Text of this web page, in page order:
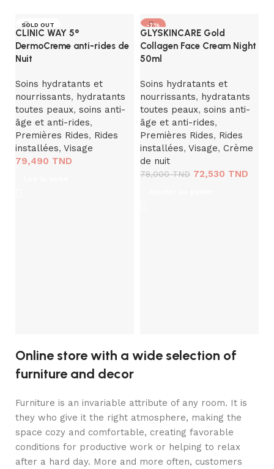
SOLD OUT
CLINIC WAY 5°
DermoCreme anti-rides de
Nuit
Soins hydratants et
nourrissants, hydratants
toutes peaux, soins anti-
âge et anti-rides,
Premières Rides, Rides
installées, Visage
79,490 TND
-7%
GLYSKINCARE Gold
Collagen Face Cream Night
50ml
Soins hydratants et
nourrissants, hydratants
toutes peaux, soins anti-
âge et anti-rides,
Premières Rides, Rides
installées, Visage, Crème
de nuit
78,000TND 72,530 TND
Online store with a wide selection of
furniture and decor
Furniture is an invariable attribute of any room. It is
they who give it the right atmosphere, making the
space cozy and comfortable, creating favorable
conditions for productive work or helping to relax
after a hard day. More and more often, customers